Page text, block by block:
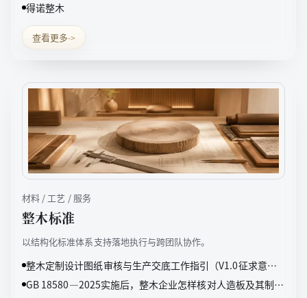
得诺整木
查看更多->
材料 / 工艺 / 服务
整木标准
以结构化标准体系支持落地执行与跨团队协作。
整木定制设计图纸审核与生产交底工作指引（V1.0征求意见
稿）
GB 18580—2025实施后，整木企业怎样核对人造板及其制品